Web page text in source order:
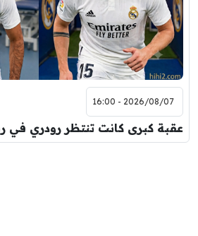
2026/08/07 - 16:00
عقبة كبرى كانت تنتظر رودري في